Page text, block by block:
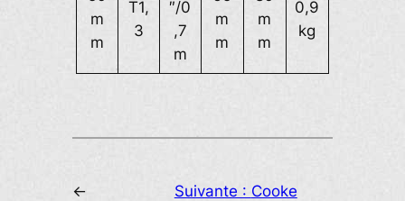
m
m
T1,
3
″/0
,7
m
m
m
m
m
0,9
kg
←
Suivante : Cooke